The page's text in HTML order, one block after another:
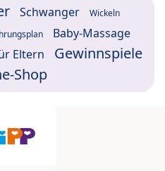
Schwanger Wickeln
Baby-Massage
Eltern
Gewinnspiele
Shop